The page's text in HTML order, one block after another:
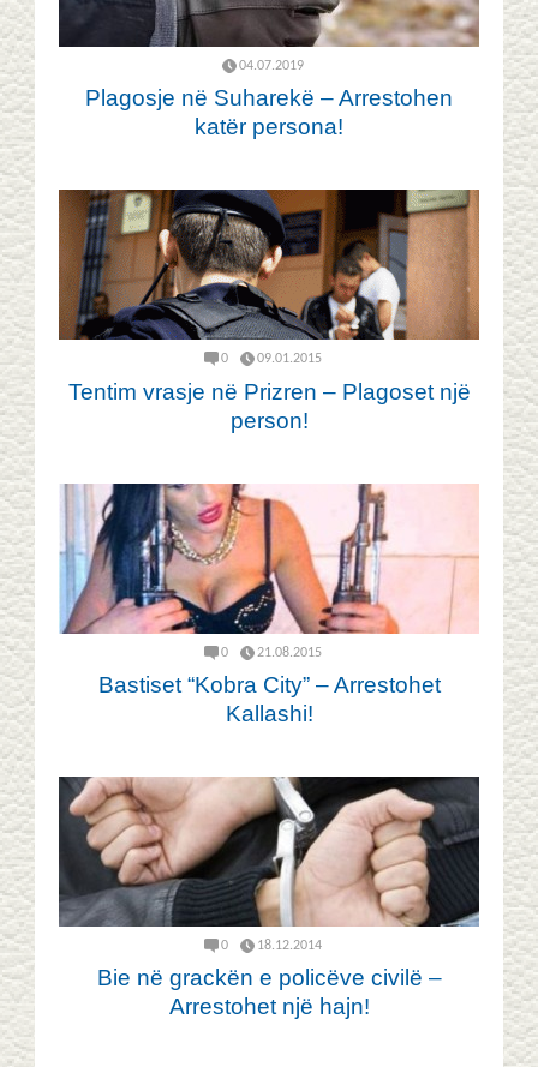
04.07.2019
Plagosje në Suharekë – Arrestohen
katër persona!
0 09.01.2015
Tentim vrasje në Prizren – Plagoset një
person!
0 21.08.2015
Bastiset “Kobra City” – Arrestohet
Kallashi!
0 18.12.2014
Bie në grackën e policëve civilë –
Arrestohet një hajn!